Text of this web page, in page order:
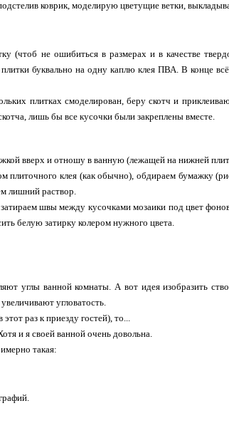
коврик, моделирую цветущие ветки,
(чтоб не ошибиться в размерах и в качестве
буквально на одну каплю клея ПВА. В конце
плитках смоделирован, беру скотч и
лишь бы все кусочки были закреплены вместе.
вверх и отношу в ванную (лежащей на нижней
плиточного клея (как обычно), обдираем бумажку
лишний раствор.
затираем швы между кусочками мозаики под цвет
белую затирку колером нужного цвета.
углы ванной комнаты. А вот идея изобразить
угловатость.
раз к приезду гостей), то...
и я своей ванной очень довольна.
такая: